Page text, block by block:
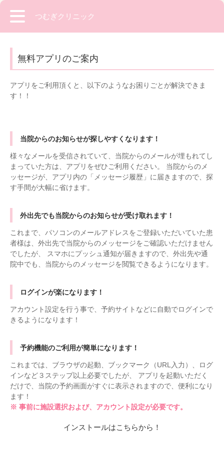
つむぎクリニック
無料アプリのご案内
アプリをご利用頂くと、以下のようなお困りごとが解決できま
す！！
当院からのお知らせが探しやすくなります！
様々なメールを受信されていて、当院からのメールが埋もれてし
まっていた方は、アプリをぜひご利用ください。 当院からのメ
ッセージが、アプリ内の「メッセージ履歴」に届きますので、探
す手間が大幅に省けます。
外出先でも当院からのお知らせが受け取れます！
これまで、パソコンのメールアドレスをご登録いただいていた患
者様は、外出先で当院からのメッセージをご確認いただけません
でしたが、 スマホにプッシュ通知が届きますので、外出先や通
院中でも、当院からのメッセージを閲覧できるようになります。
ログインが楽になります！
アカウント設定を行う事で、予約サイトなどに自動でログインで
きるようになります！
予約機能のご利用が簡単になります！
これまでは、ブラウザの起動、ブックマーク（URL入力）、ログ
インなど３ステップ以上必要でしたが、 アプリを起動いただく
だけで、当院の予約画面がすぐに表示されますので、便利になり
ます！
※ 事前に施設選択および、アカウント設定が必要です。
インストールはこちらから！